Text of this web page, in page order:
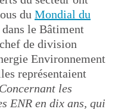
du Mondial du
le Bâtiment
de division
Environnement
représentaient
Concernant les
ENR en dix ans, qui